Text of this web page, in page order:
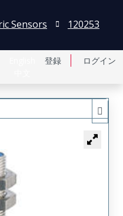
登録 ログイン
Sensors
120253